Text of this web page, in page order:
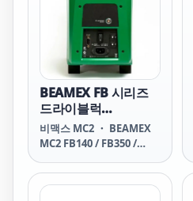
BEAMEX FB 시리즈
드라이블럭
(-25~660℃)
비맥스 MC2 ・ BEAMEX
MC2 FB140 / FB350 /
럭 FEATURE 경량, 휴대성,
교정시간 단축 고정밀 외부